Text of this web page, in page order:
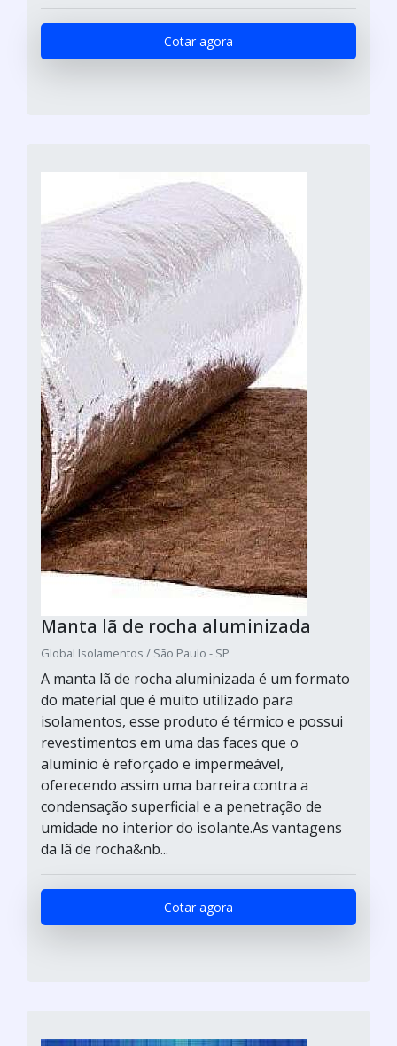
Cotar agora
Manta lã de rocha aluminizada
Global Isolamentos / São Paulo - SP
A manta lã de rocha aluminizada é um formato
do material que é muito utilizado para
isolamentos, esse produto é térmico e possui
revestimentos em uma das faces que o
alumínio é reforçado e impermeável,
oferecendo assim uma barreira contra a
condensação superficial e a penetração de
umidade no interior do isolante.As vantagens
da lã de rocha&nb...
Cotar agora